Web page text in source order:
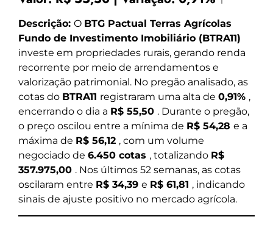
Descrição: O BTG Pactual Terras Agrícolas
Fundo de Investimento Imobiliário (BTRA11)
investe em propriedades rurais, gerando renda
recorrente por meio de arrendamentos e
valorização patrimonial. No pregão analisado, as
cotas do BTRA11 registraram uma alta de 0,91% ,
encerrando o dia a R$ 55,50 . Durante o pregão,
o preço oscilou entre a mínima de R$ 54,28 e a
máxima de R$ 56,12 , com um volume
negociado de 6.450 cotas , totalizando R$
357.975,00 . Nos últimos 52 semanas, as cotas
oscilaram entre R$ 34,39 e R$ 61,81 , indicando
sinais de ajuste positivo no mercado agrícola.